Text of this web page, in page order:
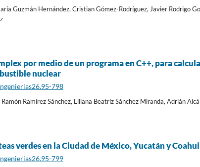
Guzmán Hernández, Cristian Gómez-Rodríguez, Javier Rodrigo
por medio de un programa en C++, para
nuclear
798
Ramírez Sánchez, Liliana Beatríz Sánchez Miranda, Adrián
verdes en la Ciudad de México, Yucatán y
799